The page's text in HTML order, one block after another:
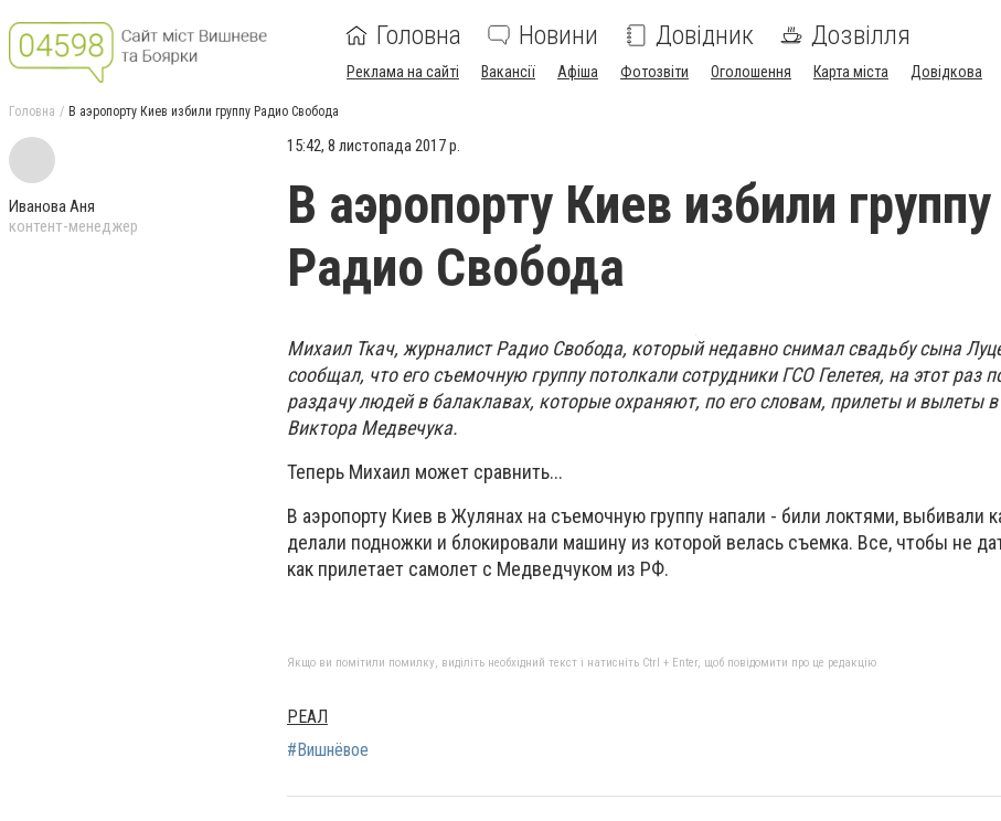
Головна Новини Довідник Дозвілля
Реклама на сайті Вакансії Афіша Фотозвіти Оголошення Карта міста Довідкова
Головна В аэропорту Киев избили группу Радио Свобода
Иванова Аня
контент-менеджер
15:42, 8 листопада 2017 р.
В аэропорту Киев избили группу
Радио Свобода
Михаил Ткач, журналист Радио Свобода, который недавно снимал свадьбу сына
сообщал, что его съемочную группу потолкали сотрудники ГСО Гелетея, на этот раз
раздачу людей в балаклавах, которые охраняют, по его словам, прилеты и вылеты
Виктора Медвечука.
Теперь Михаил может сравнить...
В аэропорту Киев в Жулянах на съемочную группу напали - били локтями, выбивали
делали подножки и блокировали машину из которой велась съемка. Все, чтобы не
как прилетает самолет с Медведчуком из РФ.
Якщо ви помітили помилку, виділіть необхідний текст і натисніть Ctrl + Enter, щоб повідомити про це редакцію
РЕАЛ
#Вишнёвое